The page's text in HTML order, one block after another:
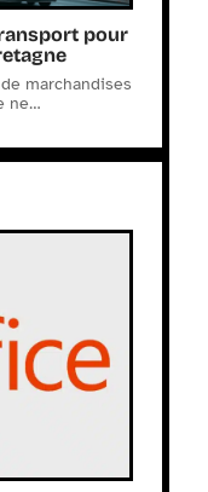
pour
marchandises
ne…